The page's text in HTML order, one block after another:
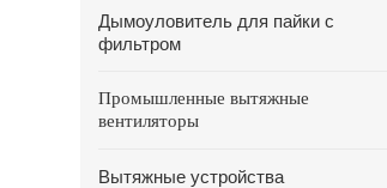
Дымоуловитель для пайки с
фильтром
Промышленные вытяжные
вентиляторы
Вытяжные устройства